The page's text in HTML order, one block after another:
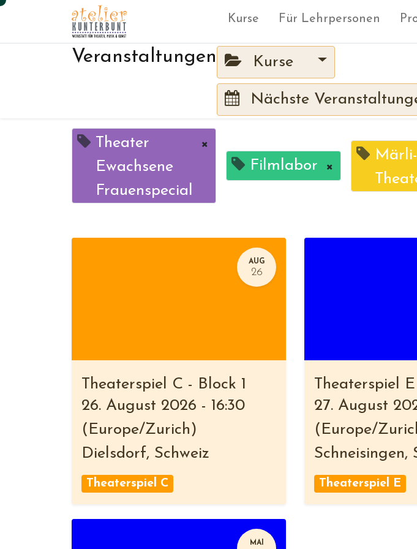
Kurse Für Lehrpersonen
Veranstaltungen Kurse
Nächste
Theater
Ewachsene
Frauenspecial
×
Filmlabor ×
Märli-
AUG
26
Theaterspiel C - Block 1
26. August 2026 - 16:30
( Europe/Zurich )
Dielsdorf, Schweiz
Theaterspiel C
Theaterspiel
27. August
( Europe/
Schneisingen,
Theaterspiel E
MAI